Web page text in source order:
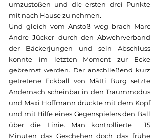
umzustoßen und die ersten drei Punkte
mit nach Hause zu nehmen.
Und gleich vom Anstoß weg brach Marc
Andre Jücker durch den Abwehrverband
der Bäckerjungen und sein Abschluss
konnte im letzten Moment zur Ecke
gebremst werden. Der anschließend kurz
getretene Eckball von Mätti Burg setzte
Andernach scheinbar in den Traummodus
und Maxi Hoffmann drückte mit dem Kopf
und mit Hilfe eines Gegenspielers den Ball
über die Linie. Man kontrollierte  15
Minuten das Geschehen doch das frühe